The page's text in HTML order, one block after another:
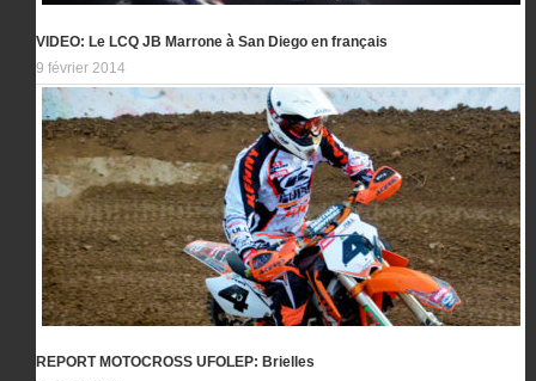
VIDEO: Le LCQ JB Marrone à San Diego en français
9 février 2014
REPORT MOTOCROSS UFOLEP: Brielles